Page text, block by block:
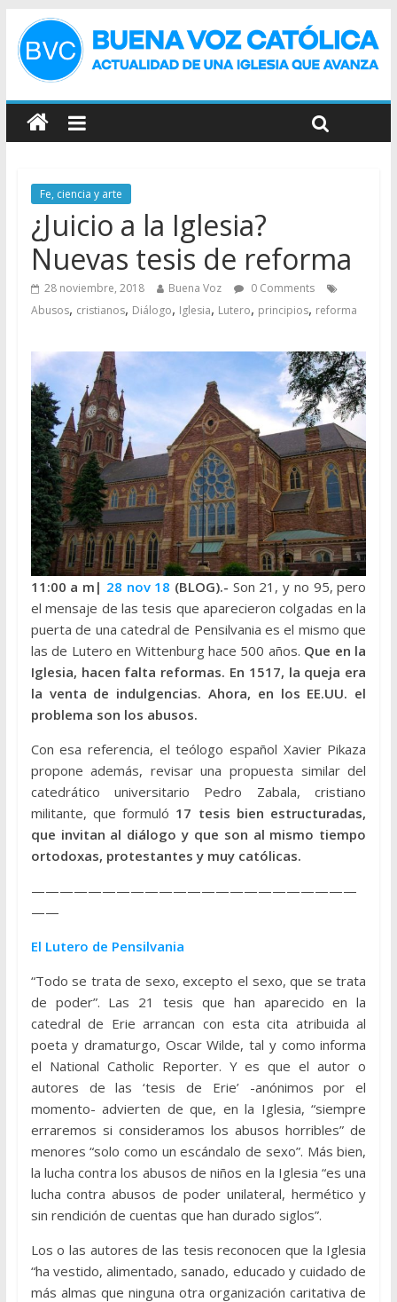
Fe, ciencia y arte
¿Juicio a la Iglesia?
Nuevas tesis de reforma
28 noviembre, 2018 Buena Voz
0 Comments
Abusos, cristianos, Diálogo, Iglesia, Lutero, principios, reforma
11:00 a m| 28 nov 18 (BLOG).- Son 21, y no 95, pero
el mensaje de las tesis que aparecieron colgadas en la
puerta de una catedral de Pensilvania es el mismo que
las de Lutero en Wittenburg hace 500 años. Que en la
Iglesia, hacen falta reformas. En 1517, la queja era
la venta de indulgencias. Ahora, en los EE.UU. el
problema son los abusos.
Con esa referencia, el teólogo español Xavier Pikaza
propone además, revisar una propuesta similar del
catedrático universitario Pedro Zabala, cristiano
militante, que formuló 17 tesis bien estructuradas,
que invitan al diálogo y que son al mismo tiempo
ortodoxas, protestantes y muy católicas.
———————————————————————
——
El Lutero de Pensilvania
“Todo se trata de sexo, excepto el sexo, que se trata
de poder”. Las 21 tesis que han aparecido en la
catedral de Erie arrancan con esta cita atribuida al
poeta y dramaturgo, Oscar Wilde, tal y como informa
el National Catholic Reporter. Y es que el autor o
autores de las ‘tesis de Erie’ -anónimos por el
momento- advierten de que, en la Iglesia, “siempre
erraremos si consideramos los abusos horribles” de
menores “solo como un escándalo de sexo”. Más bien,
la lucha contra los abusos de niños en la Iglesia “es una
lucha contra abusos de poder unilateral, hermético y
sin rendición de cuentas que han durado siglos”.
Los o las autores de las tesis reconocen que la Iglesia
“ha vestido, alimentado, sanado, educado y cuidado de
más almas que ninguna otra organización caritativa de